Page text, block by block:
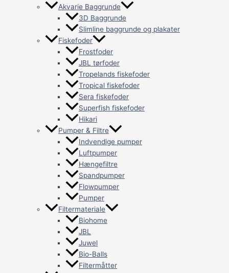
Akvarie Baggrunde
3D Baggrunde
Slimline baggrunde og plakater
Fiskefoder
Frostfoder
JBL tørfoder
Tropelands fiskefoder
Tropical fiskefoder
Sera fiskefoder
Superfish fiskefoder
Hikari
Pumper & Filtre
Indvendige pumper
Luftpumper
Hængefiltre
Spandpumper
Flowpumper
Pumper
Filtermateriale
Biohome
JBL
Juwel
Bio-Balls
Filtermåtter